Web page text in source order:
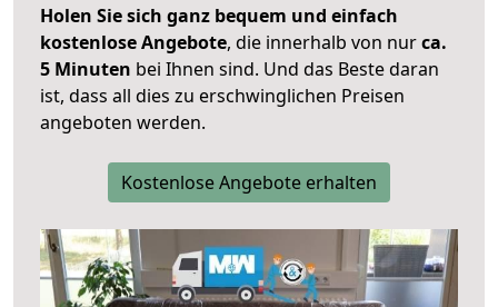
Holen Sie sich ganz bequem und einfach
kostenlose Angebote, die innerhalb von nurca.
5 Minuten bei Ihnen sind. Und das Beste daran
ist, dass all dies zu erschwinglichen Preisen
angeboten werden.
Kostenlose Angebote erhalten